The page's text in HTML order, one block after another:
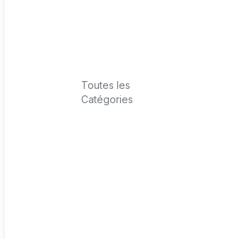
Toutes les
Catégories